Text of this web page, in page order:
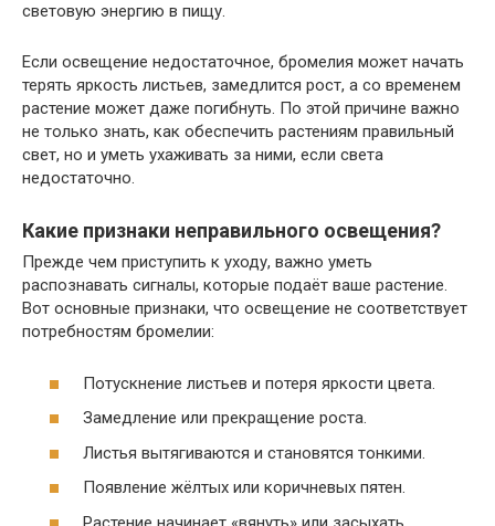
световую энергию в пищу.
Если освещение недостаточное, бромелия может начать
терять яркость листьев, замедлится рост, а со временем
растение может даже погибнуть. По этой причине важно
не только знать, как обеспечить растениям правильный
свет, но и уметь ухаживать за ними, если света
недостаточно.
Какие признаки неправильного освещения?
Прежде чем приступить к уходу, важно уметь
распознавать сигналы, которые подаёт ваше растение.
Вот основные признаки, что освещение не соответствует
потребностям бромелии:
Потускнение листьев и потеря яркости цвета.
Замедление или прекращение роста.
Листья вытягиваются и становятся тонкими.
Появление жёлтых или коричневых пятен.